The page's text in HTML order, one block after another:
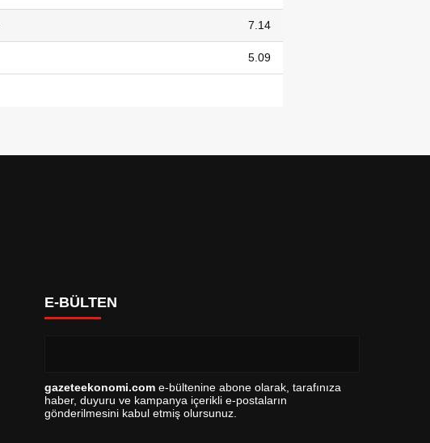
7.14
5.09
E-BÜLTEN
gazeteekonomi.com e-bültenine abone olarak, tarafınıza
haber, duyuru ve kampanya içerikli e-postaların
gönderilmesini kabul etmiş olursunuz.